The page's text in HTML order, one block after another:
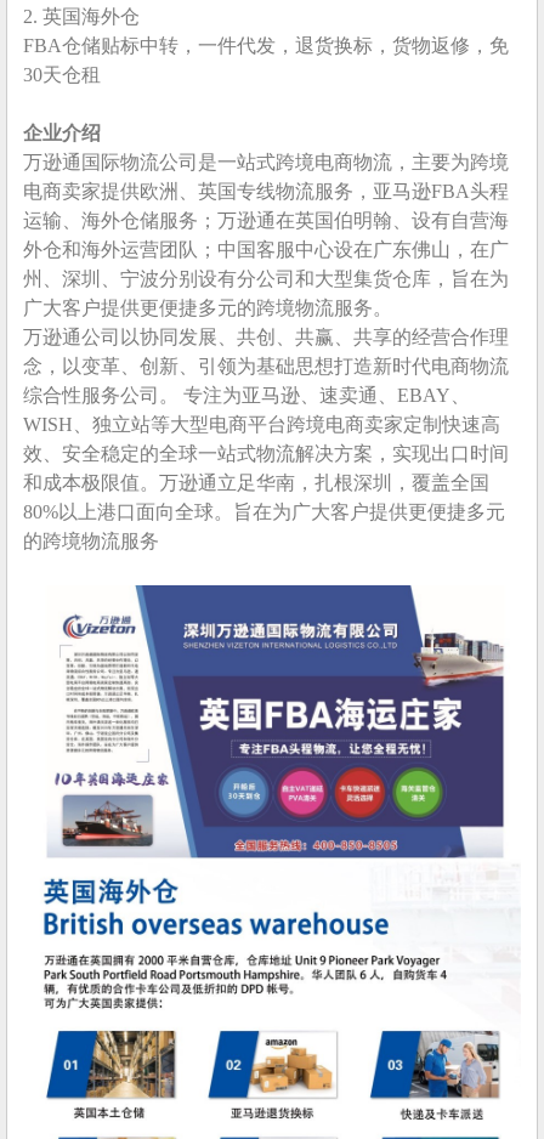
2. 英国海外仓
FBA仓储贴标中转，一件代发，退货换标，货物返修，免
30天仓租
企业介绍
万逊通国际物流公司是一站式跨境电商物流，主要为跨境
电商卖家提供欧洲、英国专线物流服务，亚马逊FBA头程
运输、海外仓储服务；万逊通在英国伯明翰、设有自营海
外仓和海外运营团队；中国客服中心设在广东佛山，在广
州、深圳、宁波分别设有分公司和大型集货仓库，旨在为
广大客户提供更便捷多元的跨境物流服务。
万逊通公司以协同发展、共创、共赢、共享的经营合作理
念，以变革、创新、引领为基础思想打造新时代电商物流
综合性服务公司。 专注为亚马逊、速卖通、EBAY、
WISH、独立站等大型电商平台跨境电商卖家定制快速高
效、安全稳定的全球一站式物流解决方案，实现出口时间
和成本极限值。万逊通立足华南，扎根深圳，覆盖全国
80%以上港口面向全球。旨在为广大客户提供更便捷多元
的跨境物流服务